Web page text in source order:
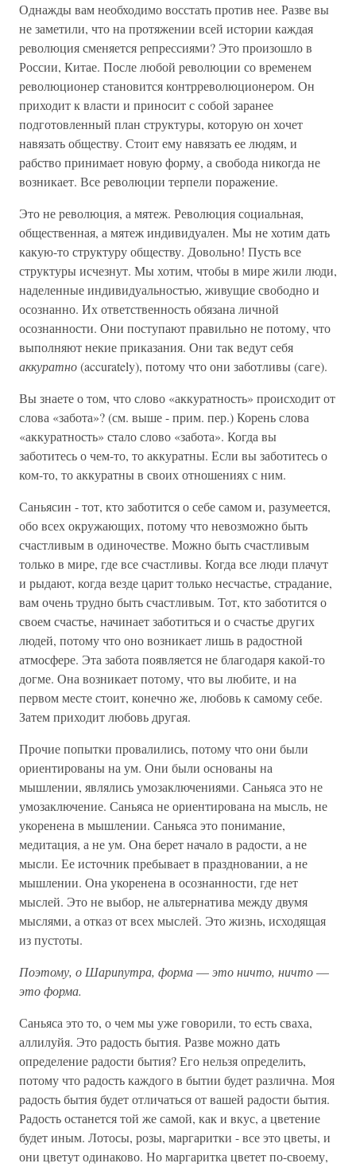
Однажды вам необходимо восстать против нее. Разве вы
не заметили, что на протяжении всей истории каждая
революция сменяется репрессиями? Это произошло в
России, Китае. После любой революции со временем
революционер становится контрреволюционером. Он
приходит к власти и приносит с собой заранее
подготовленный план структуры, которую он хочет
навязать обществу. Стоит ему навязать ее людям, и
рабство принимает новую форму, а свобода никогда не
возникает. Все революции терпели поражение.
Это не революция, а мятеж. Революция социальная,
общественная, а мятеж индивидуален. Мы не хотим дать
какую-то структуру обществу. Довольно! Пусть все
структуры исчезнут. Мы хотим, чтобы в мире жили люди,
наделенные индивидуальностью, живущие свободно и
осознанно. Их ответственность обязана личной
осознанности. Они поступают правильно не потому, что
выполняют некие приказания. Они так ведут себя
аккуратно(accurately), потому что они заботливы (саге).
Вы знаете о том, что слово «аккуратность» происходит от
слова «забота»? (см. выше - прим. пер.) Корень слова
«аккуратность» стало слово «забота». Когда вы
заботитесь о чем-то, то аккуратны. Если вы заботитесь о
ком-то, то аккуратны в своих отношениях с ним.
Саньясин - тот, кто заботится о себе самом и, разумеется,
обо всех окружающих, потому что невозможно быть
счастливым в одиночестве. Можно быть счастливым
только в мире, где все счастливы. Когда все люди плачут
и рыдают, когда везде царит только несчастье, страдание,
вам очень трудно быть счастливым. Тот, кто заботится о
своем счастье, начинает заботиться и о счастье других
людей, потому что оно возникает лишь в радостной
атмосфере. Эта забота появляется не благодаря какой-то
догме. Она возникает потому, что вы любите, и на
первом месте стоит, конечно же, любовь к самому себе.
Затем приходит любовь другая.
Прочие попытки провалились, потому что они были
ориентированы на ум. Они были основаны на
мышлении, являлись умозаключениями. Саньяса это не
умозаключение. Саньяса не ориентирована на мысль, не
укоренена в мышлении. Саньяса это понимание,
медитация, а не ум. Она берет начало в радости, а не
мысли. Ее источник пребывает в праздновании, а не
мышлении. Она укоренена в осознанности, где нет
мыслей. Это не выбор, не альтернатива между двумя
мыслями, а отказ от всех мыслей. Это жизнь, исходящая
из пустоты.
Поэтому, о Шарипутра, форма—это ничто, ничто—
это форма.
Саньяса это то, о чем мы уже говорили, то есть сваха,
аллилуйя. Это радость бытия. Разве можно дать
определение радости бытия? Его нельзя определить,
потому что радость каждого в бытии будет различна. Моя
радость бытия будет отличаться от вашей радости бытия.
Радость останется той же самой, как и вкус, а цветение
будет иным. Лотосы, розы, маргаритки - все это цветы, и
они цветут одинаково. Но маргаритка цветет по-своему,